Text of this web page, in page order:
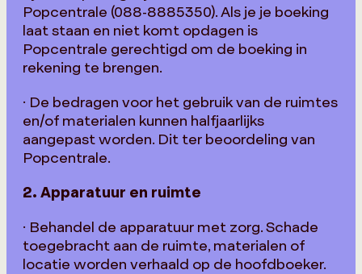
Popcentrale (088-8885350). Als je je boeking
laat staan en niet komt opdagen is
Popcentrale gerechtigd om de boeking in
rekening te brengen.
· De bedragen voor het gebruik van de ruimtes
en/of materialen kunnen halfjaarlijks
aangepast worden. Dit ter beoordeling van
Popcentrale.
2. Apparatuur en ruimte
· Behandel de apparatuur met zorg. Schade
toegebracht aan de ruimte, materialen of
locatie worden verhaald op de hoofdboeker.